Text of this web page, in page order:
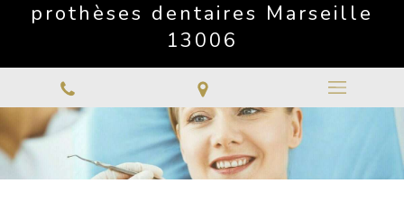
prothèses dentaires Marseille
13006